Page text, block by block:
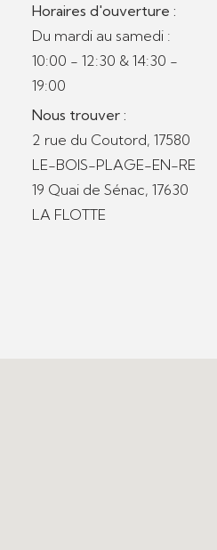
Horaires d'ouverture :
Du mardi au samedi :
10:00 - 12:30 & 14:30 -
19:00
Nous trouver :
2 rue du Coutord, 17580
LE-BOIS-PLAGE-EN-RE
19 Quai de Sénac, 17630
LA FLOTTE